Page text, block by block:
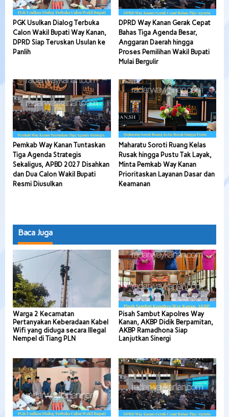
PGK Usulkan Dialog Terbuka
Calon Wakil Bupati Way Kanan,
DPRD Siap Teruskan Usulan ke
Panlih
DPRD Way Kanan Gerak Cepat
Bahas Tiga Agenda Besar,
Anggaran Daerah hingga
Proses Pemilihan Wakil Bupati
Mulai Bergulir
Pemkab Way Kanan Tuntaskan
Tiga Agenda Strategis
Sekaligus, APBD 2027 Disahkan
dan Dua Calon Wakil Bupati
Resmi Diusulkan
Maharatu Soroti Ruang Kelas
Rusak hingga Pustu Tak Layak,
Minta Pemkab Way Kanan
Prioritaskan Layanan Dasar dan
Keamanan
Baca Juga
Warga 2 Kecamatan
Pertanyakan Keberadaan Kabel
Wifi yang diduga secara Illegal
Nempel di Tiang PLN
Pisah Sambut Kapolres Way
Kanan, AKBP Didik Berpamitan,
AKBP Ramadhona Siap
Lanjutkan Sinergi